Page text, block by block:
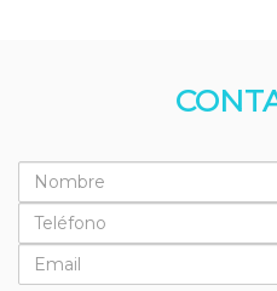
Nombre
Teléfono
Email